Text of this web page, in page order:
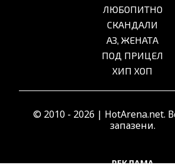
ЛЮБОПИТНО
СКАНДАЛИ
АЗ, ЖЕНАТА
ПОД ПРИЦЕЛ
ХИП ХОП
© 2010 - 2026 | HotArena.net.
запазени.
РЕКЛАМА